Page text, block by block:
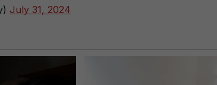
July 31, 2024